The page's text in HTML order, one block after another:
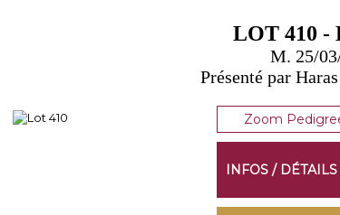
LOT 410 -
M. 25/
Présenté par
Zoom
INFOS / DÉTAILS